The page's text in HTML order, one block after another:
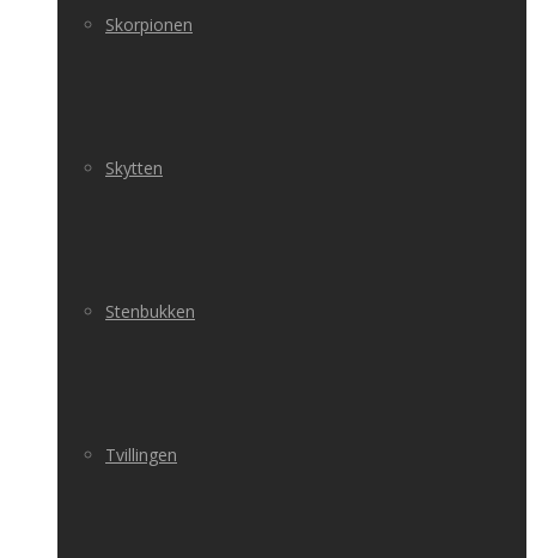
Skorpionen
Skytten
Stenbukken
Tvillingen